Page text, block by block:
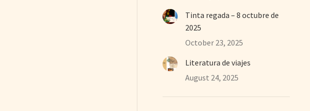
Tinta regada – 8 octubre de
2025
October 23, 2025
Literatura de viajes
August 24, 2025